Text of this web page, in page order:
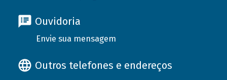
Ouvidoria
Envie sua mensagem
Outros telefones e endereços